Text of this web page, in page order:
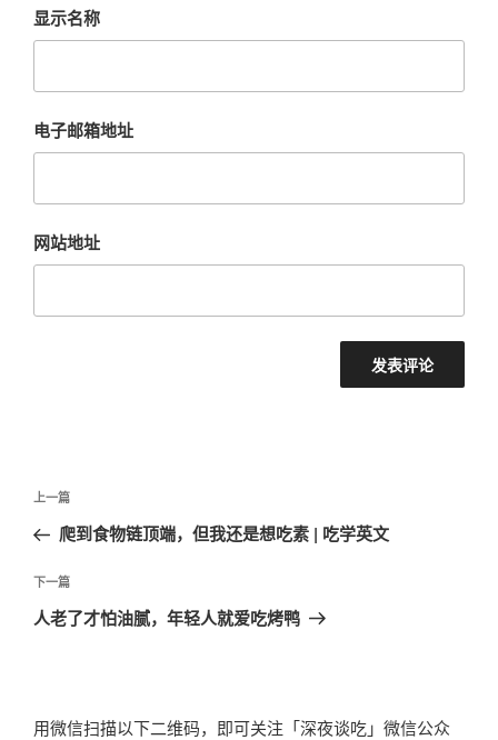
显示名称
电子邮箱地址
网站地址
文
导
航
上
一
文
章
上一篇
爬到食物链顶端，但我还是想吃素 | 吃学英文
下
一
下一篇
人老了才怕油腻，年轻人就爱吃烤鸭
用微信扫描以下二维码，即可关注「深夜谈吃」微信公众